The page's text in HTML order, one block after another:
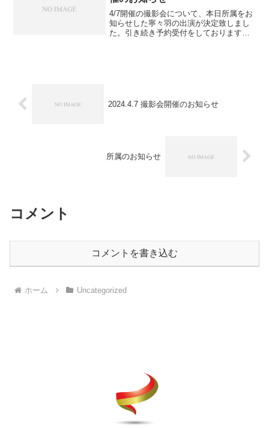
4/7開催の撮影会について、本日所属をお
知らせした寧々羽の出演が決定致しまし
た。引き続き予約受付をしておりますの
2024.4.7 撮影会開催のお知らせ
所属のお知らせ
コメント
コメントを書き込む
ホーム Uncategorized